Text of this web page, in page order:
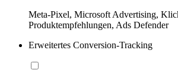
Meta-Pixel, Microsoft Advertising,
Produktempfehlungen, Ads Defender
Erweitertes Conversion-Tracking